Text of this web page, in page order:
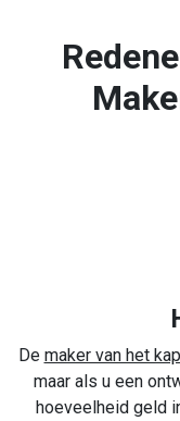
De maker van het
maar als u een
hoeveelheid geld